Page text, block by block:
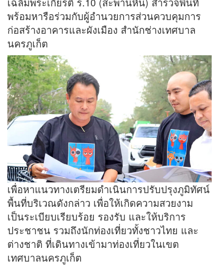
พร้อมหารือร่วมกับผู้อำนวยการส่วนควบคุมการ
ก่อสร้างอาคารและผังเมือง สำนักช่างเทศบาล
นครภูเก็ต
เพื่อหาแนวทางเตรียมดำเนินการปรับปรุงภูมิทัศน์
พื้นที่บริเวณดังกล่าว เพื่อให้เกิดความสวยงาม
เป็นระเบียบเรียบร้อย รองรับ และให้บริการ
ประชาชน รวมถึงนักท่องเที่ยวทั้งชาวไทย และ
ต่างชาติ ที่เดินทางเข้ามาท่องเที่ยวในเขต
เทศบาลนครภูเก็ต